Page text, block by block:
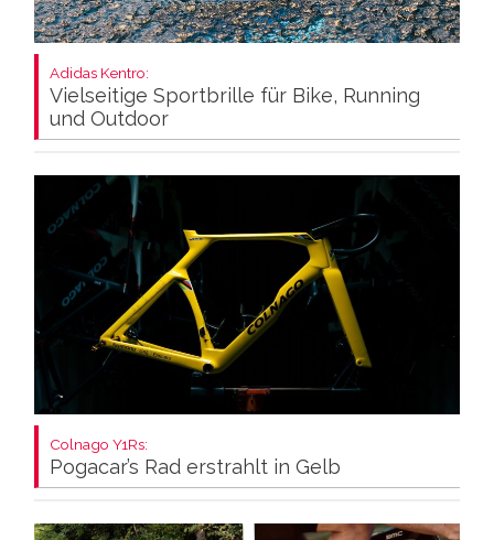
Adidas Kentro:
Vielseitige Sportbrille für Bike, Running
und Outdoor
Colnago Y1Rs:
Pogacar’s Rad erstrahlt in Gelb